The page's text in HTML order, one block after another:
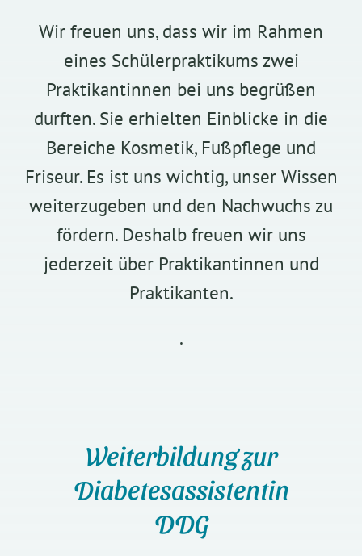
Wir freuen uns, dass wir im Rahmen
eines Schülerpraktikums zwei
Praktikantinnen bei uns begrüßen
durften. Sie erhielten Einblicke in die
Bereiche Kosmetik, Fußpflege und
Friseur. Es ist uns wichtig, unser Wissen
weiterzugeben und den Nachwuchs zu
fördern. Deshalb freuen wir uns
jederzeit über Praktikantinnen und
Praktikanten.
.
Weiterbildung zur
Diabetesassistentin
DDG